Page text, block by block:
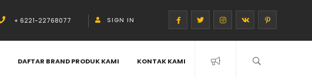
+ 6221-22768077 SIGN IN
DAFTAR BRAND PRODUK KAMI KONTAK KAMI